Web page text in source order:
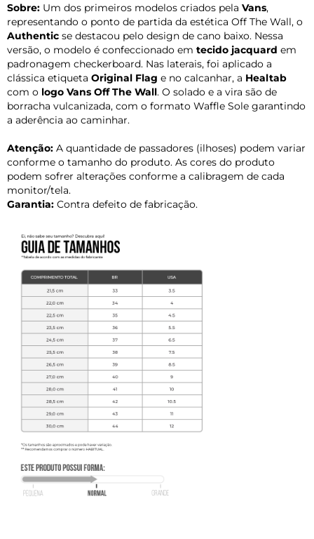
Sobre: Um dos primeiros modelos criados pela Vans,
representando o ponto de partida da estética Off The Wall, o
Authentic se destacou pelo design de cano baixo. Nessa
versão, o modelo é confeccionado em tecido jacquard em
padronagem checkerboard. Nas laterais, foi aplicado a
clássica etiqueta Original Flag e no calcanhar, a Healtab
com o logo Vans Off The Wall. O solado e a vira são de
borracha vulcanizada, com o formato Waffle Sole garantindo
a aderência ao caminhar.
Atenção: A quantidade de passadores (ilhoses) podem variar
conforme o tamanho do produto. As cores do produto
podem sofrer alterações conforme a calibragem de cada
monitor/tela.
Garantia: Contra defeito de fabricação.